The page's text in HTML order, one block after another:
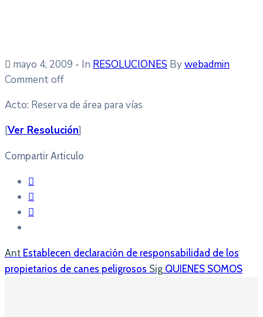
mayo 4, 2009 - In RESOLUCIONES Bywebadmin
Comment off
Acto: Reserva de área para vías
[Ver Resolución]
Compartir Articulo
Ant Establecen declaración de responsabilidad de los
propietarios de canes peligrosos Sig QUIENES SOMOS